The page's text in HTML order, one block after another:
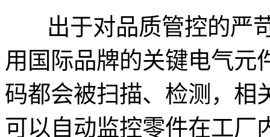
出于对品质管控的严
用国际品牌的关键电气元
码都会被扫描、检测，相
可以自动监控零件在工厂